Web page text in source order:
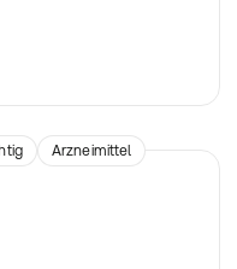
Arzneimittel